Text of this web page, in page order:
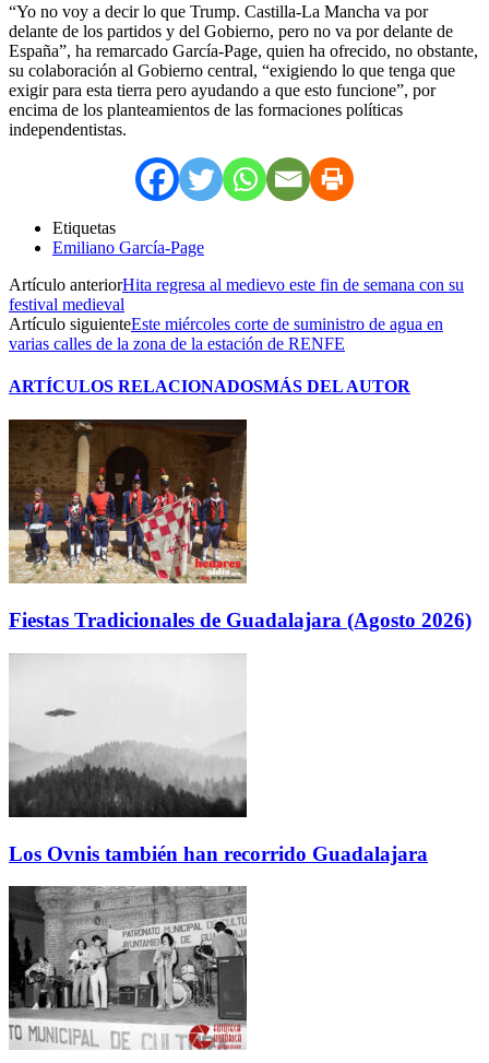
“Yo no voy a decir lo que Trump. Castilla-La Mancha va por
delante de los partidos y del Gobierno, pero no va por delante de
España”, ha remarcado García-Page, quien ha ofrecido, no obstante,
su colaboración al Gobierno central, “exigiendo lo que tenga que
exigir para esta tierra pero ayudando a que esto funcione”, por
encima de los planteamientos de las formaciones políticas
independentistas.
Etiquetas
Emiliano García-Page
Artículo anteriorHita regresa al medievo este fin de semana con su
festival medieval
Artículo siguienteEste miércoles corte de suministro de agua en
varias calles de la zona de la estación de RENFE
ARTÍCULOS RELACIONADOSMÁS DEL AUTOR
Fiestas Tradicionales de Guadalajara (Agosto 2026)
Los Ovnis también han recorrido Guadalajara